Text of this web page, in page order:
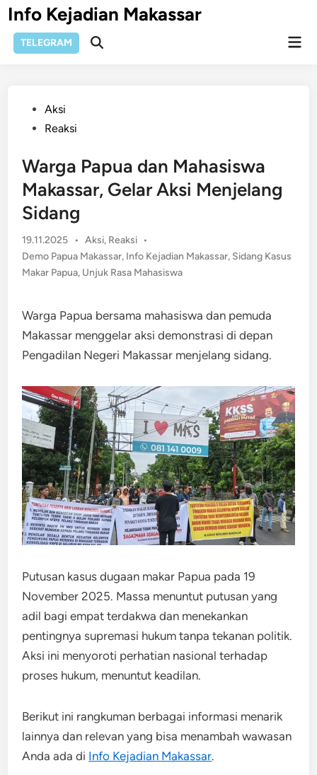
Skip
to
content
Info Kejadian Makassar
TELEGRAM
Open
PostedAksi
Reaksi
Warga Papua dan Mahasiswa
Makassar, Gelar Aksi Menjelang
Sidang
19.11.2025 • Posted
in
Aksi, Reaksi •
Demo Papua Makassar, Info Kejadian Makassar, Sidang Kasus
Makar Papua, Unjuk Rasa Mahasiswa
Warga Papua bersama mahasiswa dan pemuda
Makassar menggelar aksi demonstrasi di depan
Pengadilan Negeri Makassar menjelang sidang.
Putusan kasus dugaan makar Papua pada 19
November 2025. Massa menuntut putusan yang
adil bagi empat terdakwa dan menekankan
pentingnya supremasi hukum tanpa tekanan politik.
Aksi ini menyoroti perhatian nasional terhadap
proses hukum, menuntut keadilan.
Berikut ini rangkuman berbagai informasi menarik
lainnya dan relevan yang bisa menambah wawasan
Anda ada di Info Kejadian Makassar.